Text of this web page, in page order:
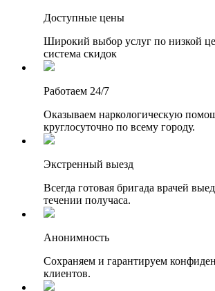
Доступные цены
Широкий выбор услуг по низкой
система скидок
Работаем 24/7
Оказываем наркологическую
круглосуточно по всему городу.
Экстренный выезд
Всегда готовая бригада врачей
течении получаса.
Анонимность
Сохраняем и гарантируем
клиентов.